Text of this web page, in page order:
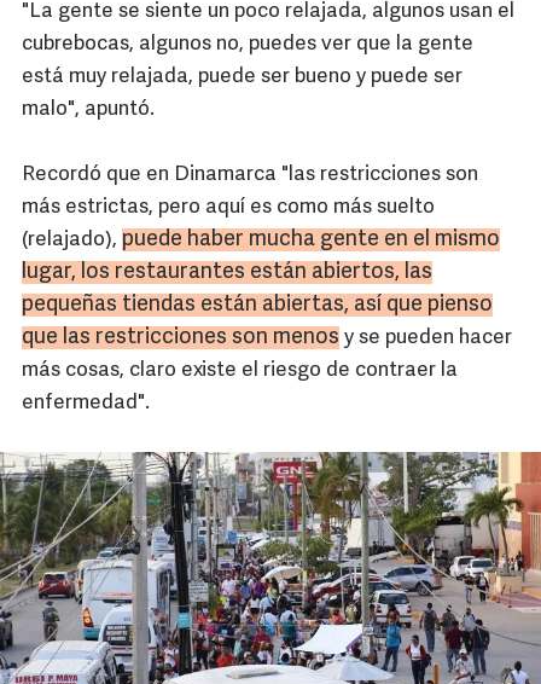
"La gente se siente un poco relajada, algunos usan el
cubrebocas, algunos no, puedes ver que la gente
está muy relajada, puede ser bueno y puede ser
malo", apuntó.
Recordó que en Dinamarca "las restricciones son
más estrictas, pero aquí es como más suelto
(relajado), puede haber mucha gente en el mismo
lugar, los restaurantes están abiertos, las
pequeñas tiendas están abiertas, así que pienso
que las restricciones son menos y se pueden hacer
más cosas, claro existe el riesgo de contraer la
enfermedad".